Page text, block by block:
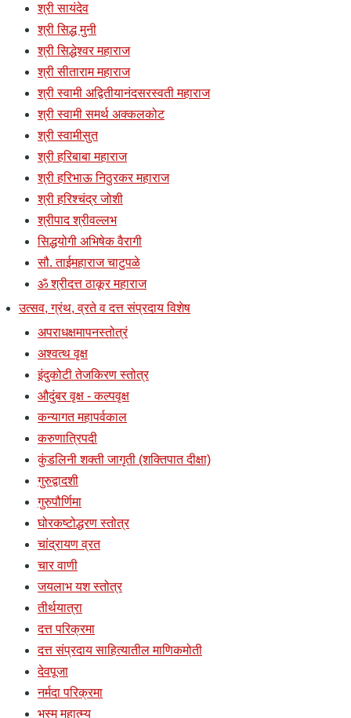
श्री सायंदेव
श्री सिद्ध मुनी
श्री सिद्धेश्वर महाराज
श्री सीताराम महाराज
श्री स्वामी अद्वितीयानंदसरस्वती महाराज
श्री स्वामी समर्थ अक्कलकोट
श्री स्वामीसुत
श्री हरिबाबा महाराज
श्री हरिभाऊ निठुरकर महाराज
श्री हरिश्चंद्र जोशी
श्रीपाद श्रीवल्लभ
सिद्धयोगी अभिषेक वैरागी
सौ. ताईमहाराज चाटुपळे
ॐ श्रीदत्त ठाकूर महाराज
उत्सव, ग्रंथ, व्रते व दत्त संप्रदाय विशेष
अपराधक्षमापनस्तोत्रं
अश्वत्थ वृक्ष
इंदुकोटी तेजकिरण स्तोत्र
औदुंबर वृक्ष - कल्पवृक्ष
कन्यागत महापर्वकाल
करुणात्रिपदी
कुंडलिनी शक्ती जागृती (शक्तिपात दीक्षा)
गुरुद्वादशी
गुरुपौर्णिमा
घोरकष्टोद्धरण स्तोत्र
चांद्रायण व्रत
चार वाणी
जयलाभ यश स्तोत्र
तीर्थयात्रा
दत्त परिक्रमा
दत्त संप्रदाय साहित्यातील माणिकमोती
देवपूजा
नर्मदा परिक्रमा
भस्म महात्म्य